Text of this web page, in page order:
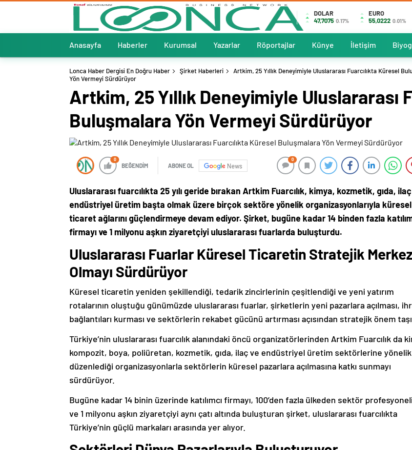
DOLAR
47,7075 0.17%
EURO
55,0222 0.01%
Anasayfa Haberler Kurumsal Yazarlar Röportajlar Künye İletişim
Lonca Haber Dergisi En Doğru Haber Şirket Haberleri
Artkim, 25 Yıllık Deneyimiyle Uluslararası Fuarcılıkta Küresel
Yön Vermeyi Sürdürüyor
Artkim, 25 Yıllık Deneyimiyle Uluslararası
Buluşmalara Yön Vermeyi Sürdürüyor
0
BEĞENDİM ABONE OL News
0
Uluslararası fuarcılıkta 25 yılı geride bırakan Artkim Fuarcılık, kimya, kozmetik, gıda,
endüstriyel üretim başta olmak üzere birçok sektöre yönelik organizasyonlarıyla küresel
ticaret ağlarını güçlendirmeye devam ediyor. Şirket, bugüne kadar 14 binden fazla
firmayı ve 1 milyonu aşkın ziyaretçiyi uluslararası fuarlarda buluşturdu.
Uluslararası Fuarlar Küresel Ticaretin Stratejik
Olmayı Sürdürüyor
Küresel ticaretin yeniden şekillendiği, tedarik zincirlerinin çeşitlendiği ve yeni yatırım
rotalarının oluştuğu günümüzde uluslararası fuarlar, şirketlerin yeni pazarlara açılması,
bağlantıları kurması ve sektörlerin rekabet gücünü artırması açısından stratejik önem
Türkiye’nin uluslararası fuarcılık alanındaki öncü organizatörlerinden Artkim Fuarcılık da
kompozit, boya, poliüretan, kozmetik, gıda, ilaç ve endüstriyel üretim sektörlerine yönelik
düzenlediği organizasyonlarla sektörlerin küresel pazarlara açılmasına katkı sunmayı
sürdürüyor.
Bugüne kadar 14 binin üzerinde katılımcı firmayı, 100’den fazla ülkeden sektör
ve 1 milyonu aşkın ziyaretçiyi aynı çatı altında buluşturan şirket, uluslararası fuarcılıkta
Türkiye’nin güçlü markaları arasında yer alıyor.